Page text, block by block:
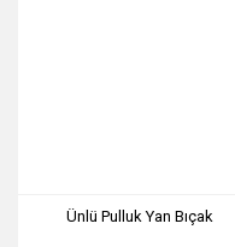
Ünlü Pulluk Yan Bıçak